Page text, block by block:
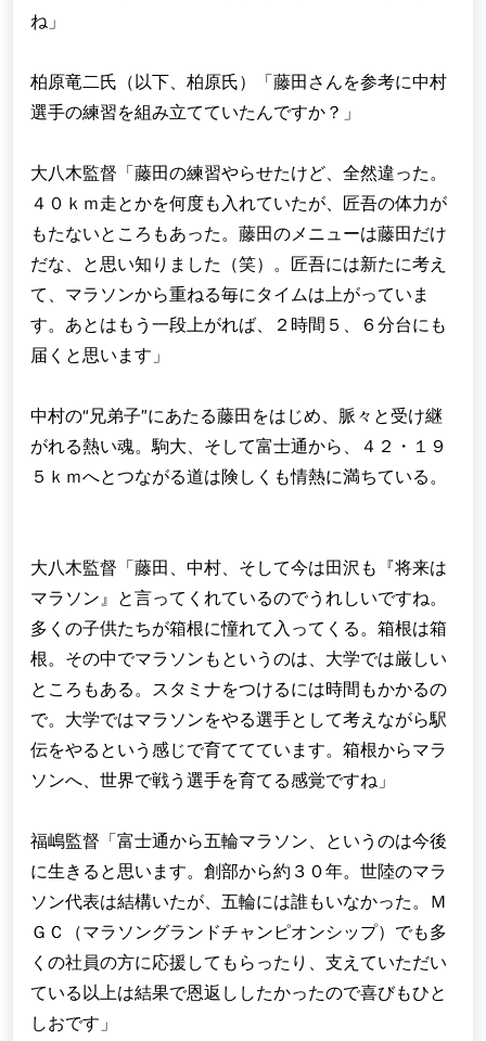
ね」
柏原竜二氏（以下、柏原氏）「藤田さんを参考に中村
選手の練習を組み立てていたんですか？」
大八木監督「藤田の練習やらせたけど、全然違った。
４０ｋｍ走とかを何度も入れていたが、匠吾の体力が
もたないところもあった。藤田のメニューは藤田だけ
だな、と思い知りました（笑）。匠吾には新たに考え
て、マラソンから重ねる毎にタイムは上がっていま
す。あとはもう一段上がれば、２時間５、６分台にも
届くと思います」
中村の“兄弟子”にあたる藤田をはじめ、脈々と受け継
がれる熱い魂。駒大、そして富士通から、４２・１９
５ｋｍへとつながる道は険しくも情熱に満ちている。
大八木監督「藤田、中村、そして今は田沢も『将来は
マラソン』と言ってくれているのでうれしいですね。
多くの子供たちが箱根に憧れて入ってくる。箱根は箱
根。その中でマラソンもというのは、大学では厳しい
ところもある。スタミナをつけるには時間もかかるの
で。大学ではマラソンをやる選手として考えながら駅
伝をやるという感じで育ててています。箱根からマラ
ソンへ、世界で戦う選手を育てる感覚ですね」
福嶋監督「富士通から五輪マラソン、というのは今後
に生きると思います。創部から約３０年。世陸のマラ
ソン代表は結構いたが、五輪には誰もいなかった。Ｍ
ＧＣ（マラソングランドチャンピオンシップ）でも多
くの社員の方に応援してもらったり、支えていただい
ている以上は結果で恩返ししたかったので喜びもひと
しおです」